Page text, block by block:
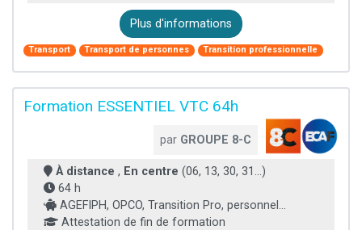
Plus d'informations
Transport Transport de personnes Transition professionnelle
Formation ESSENTIEL VTC 64h
par GROUPE 8-C
À distance , En centre (06, 13, 30, 31...)
64 h
AGEFIPH, OPCO, Transition Pro, personnel...
Attestation de fin de formation